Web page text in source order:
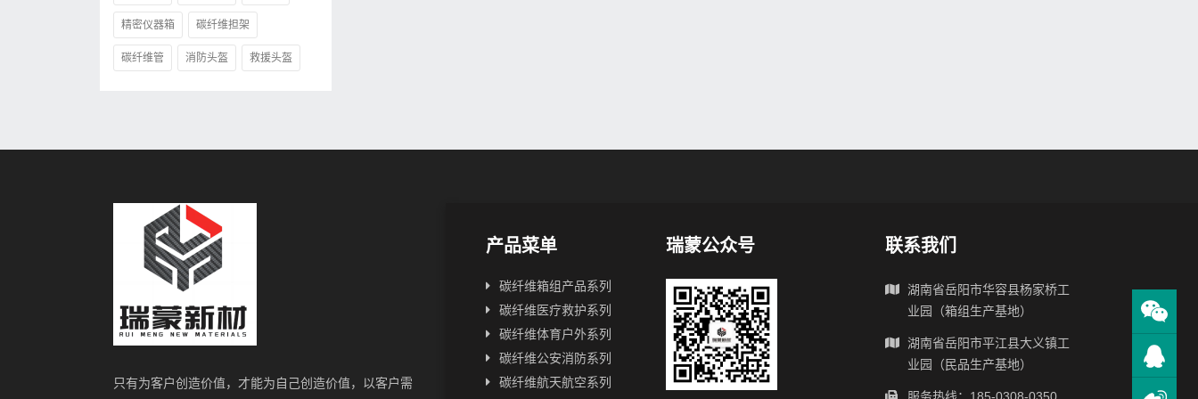
精密仪器箱 碳纤维担架
碳纤维管 消防头盔 救援头盔
只有为客户创造价值，才能为自己创造价值，以客户需
产品菜单
碳纤维箱组产品系列
碳纤维医疗救护系列
碳纤维体育户外系列
碳纤维公安消防系列
碳纤维航天航空系列
瑞蒙公众号 联系我们
湖南省岳阳市华容县杨家桥工
业园（箱组生产基地）
湖南省岳阳市平江县大义镇工
业园（民品生产基地）